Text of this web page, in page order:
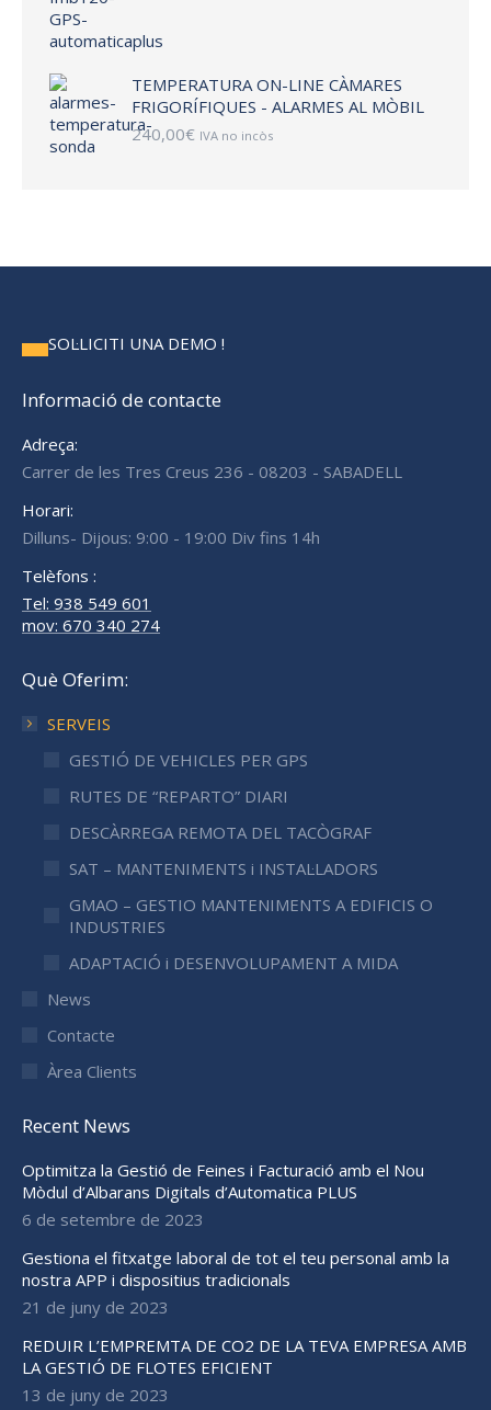
TEMPERATURA ON-LINE CÀMARES
FRIGORÍFIQUES - ALARMES AL MÒBIL
240,00€ IVA no incòs
SOL·LICITI UNA DEMO !
Informació de contacte
Adreça:
Carrer de les Tres Creus 236 - 08203 - SABADELL
Horari:
Dilluns- Dijous: 9:00 - 19:00 Div fins 14h
Telèfons :
Tel: 938 549 601
mov: 670 340 274
Què Oferim:
SERVEIS
GESTIÓ DE VEHICLES PER GPS
RUTES DE “REPARTO” DIARI
DESCÀRREGA REMOTA DEL TACÒGRAF
SAT – MANTENIMENTS i INSTAL·LADORS
GMAO – GESTIO MANTENIMENTS A EDIFICIS O
INDUSTRIES
ADAPTACIÓ i DESENVOLUPAMENT A MIDA
News
Contacte
Àrea Clients
Recent News
Optimitza la Gestió de Feines i Facturació amb el Nou
Mòdul d’Albarans Digitals d’Automatica PLUS
6 de setembre de 2023
Gestiona el fitxatge laboral de tot el teu personal amb la
nostra APP i dispositius tradicionals
21 de juny de 2023
REDUIR L’EMPREMTA DE CO2 DE LA TEVA EMPRESA AMB
LA GESTIÓ DE FLOTES EFICIENT
13 de juny de 2023